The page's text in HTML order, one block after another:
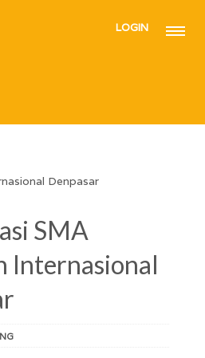
LOGIN
SMA
Internasional